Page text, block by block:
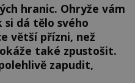
hranic. Ohryže vám
si dá tělo svého
větší přízni, než
také zpustošit.
zapudit,